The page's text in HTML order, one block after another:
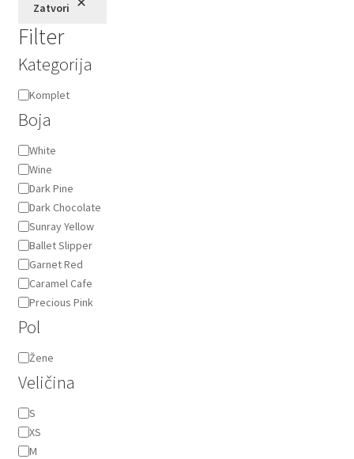
Zatvori
Filter
Kategorija
Kategorija
Komplet
Boja
BojaWhite
Wine
Dark Pine
Dark Chocolate
Sunray Yellow
Ballet Slipper
Garnet Red
Caramel Cafe
Precious Pink
Pol
PolŽene
Veličina
Veličina
S
XS
M